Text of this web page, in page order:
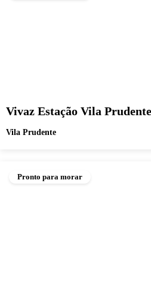
Vivaz Estação Vila Prudente
Vila Prudente
Pronto para morar